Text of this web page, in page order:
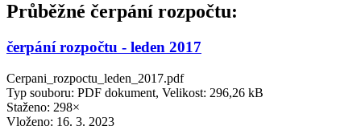
Průběžné čerpání rozpočtu:
čerpání rozpočtu - leden 2017
Cerpani_rozpoctu_leden_2017.pdf
Typ souboru: PDF dokument, Velikost: 296,26 kB
Staženo: 298×
Vloženo: 16. 3. 2023